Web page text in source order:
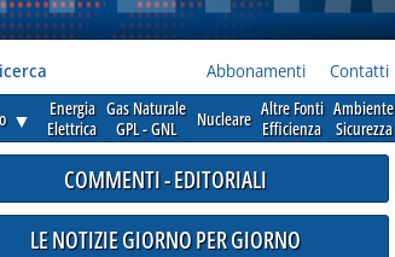
Abbonamenti Contatti
▼
Energia
Elettrica
Gas Naturale
GPL - GNL
Nucleare Altre Fonti
Efficienza
Ambiente
Sicurezza
COMMENTI - EDITORIALI
LE NOTIZIE GIORNO PER GIORNO